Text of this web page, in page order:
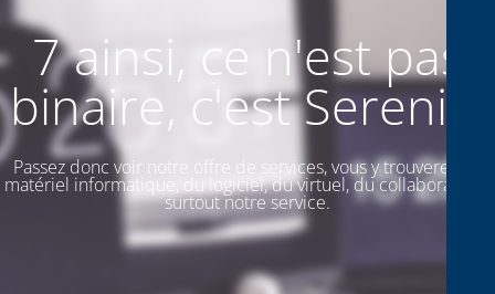
7 ainsi, ce n'est pas
binaire, c'est SereniiT
Passez donc voir notre offre de services, vous y trouverez du
matériel informatique, du logiciel, du virtuel, du collaboratif. Et
surtout notre service.